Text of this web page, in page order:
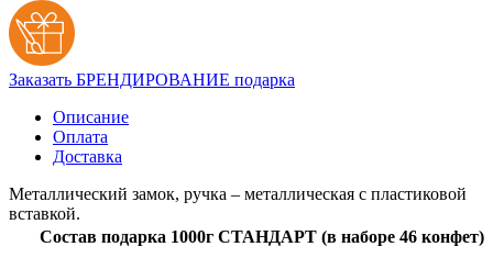
Заказать БРЕНДИРОВАНИЕ подарка
Описание
Оплата
Доставка
Металлический замок, ручка – металлическая с пластиковой
вставкой.
Состав подарка 1000г СТАНДАРТ (в наборе 46 конфет)